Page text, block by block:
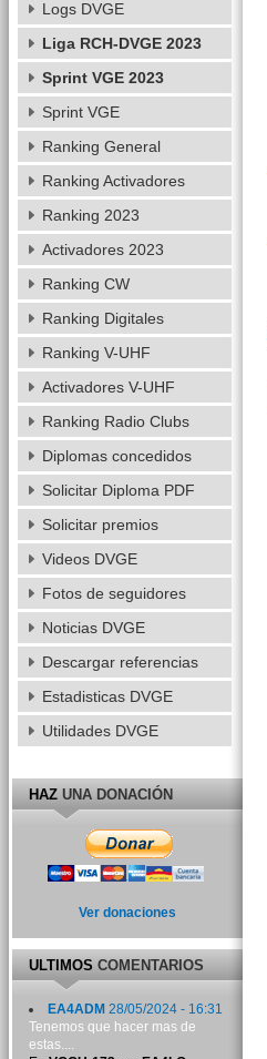
Logs DVGE
Liga RCH-DVGE 2023
Sprint VGE 2023
Sprint VGE
Ranking General
Ranking Activadores
Ranking 2023
Activadores 2023
Ranking CW
Ranking Digitales
Ranking V-UHF
Activadores V-UHF
Ranking Radio Clubs
Diplomas concedidos
Solicitar Diploma PDF
Solicitar premios
Videos DVGE
Fotos de seguidores
Noticias DVGE
Descargar referencias
Estadisticas DVGE
Utilidades DVGE
HAZUNA DONACIÓN
Ver donaciones
ULTIMOSCOMENTARIOS
EA4ADM 28/05/2024 - 16:31
Tenemos que hacer mas de
estas....